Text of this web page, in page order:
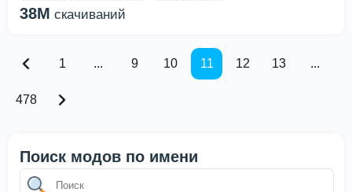
38M скачиваний
1 ... 9 10 11 12 13 ...
478
Поиск модов по имени